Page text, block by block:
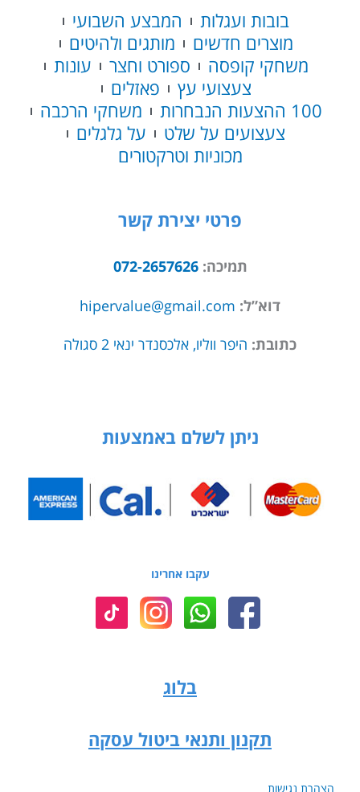
בובות ועגלות
המבצע השבועי
מוצרים חדשים
מותגים ולהיטים
משחקי קופסה
ספורט וחצר
עונות
צעצועי עץ
פאזלים
100 ההצעות הנבחרות
משחקי הרכבה
צעצועים על שלט
על גלגלים
מכוניות וטרקטורים
פרטי יצירת קשר
תמיכה:072-2657626
דוא”ל: hipervalue@gmail.com
כתובת: היפר ווליו, אלכסנדר ינאי 2 סגולה
ניתן לשלם באמצעות
עקבו אחרינו
בלוג
תקנון ותנאי ביטול עסקה
הצהרת נגישות